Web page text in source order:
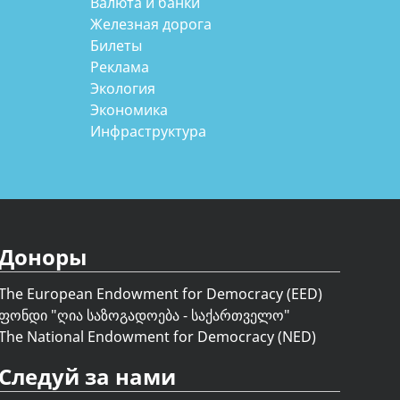
Железная дорога
Билеты
Реклама
Экология
Экономика
Инфраструктура
European Endowment for Democracy (EED)
"ღია საზოგადოება - საქართველო"
National Endowment for Democracy (NED)
Следуй за нами